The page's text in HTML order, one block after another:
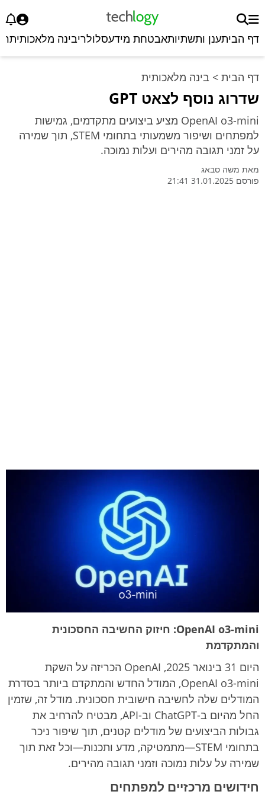
דף הביתענן ותשתיותאבטחת מידעסלולריבינה מלאכותית
דף הבית > בינה מלאכותית
שדרוג נוסף לצאט GPT
OpenAI o3-mini מציע ביצועים מתקדמים, גמישות
למפתחים ושיפור משמעותי בתחומי STEM, תוך שמירה
על זמני תגובה מהירים ועלות נמוכה.
מאת משה סבאג
פורסם 31.01.2025 21:41
OpenAI o3-mini: חיזוק החשיבה החסכונית
והמתקדמת
היום 31 בינואר 2025, OpenAI הכריזה על השקת
OpenAI o3-mini, המודל החדש והמתקדם ביותר בסדרת
המודלים שלה לחשיבה חישובית חסכונית. מודל זה, שזמין
החל מהיום ב-ChatGPT וב-API, מבטיח להרחיב את
גבולות הביצועים של מודלים קטנים, תוך שיפור ניכר
בתחומי STEM—מתמטיקה, מדע ותכנות—וכל זאת תוך
שמירה על עלות נמוכה וזמני תגובה מהירים.
חידושים מרכזיים למפתחים